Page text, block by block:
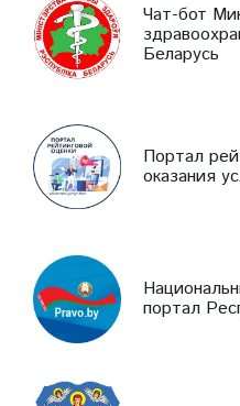
Чат-бот
Беларусь
Портал
оказания
портал